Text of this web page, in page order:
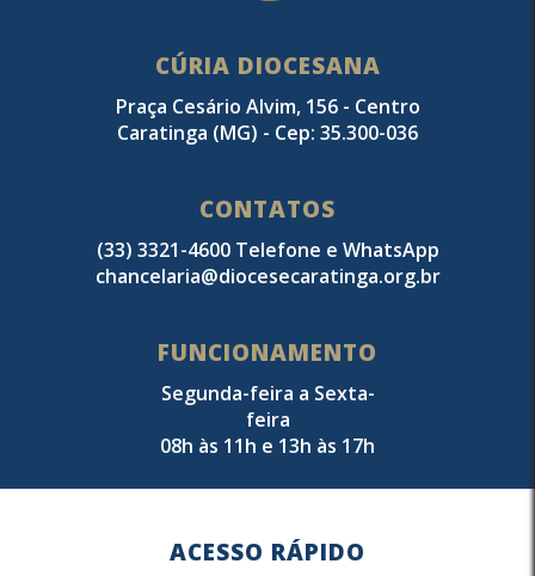
CÚRIA DIOCESANA
Praça Cesário Alvim, 156 - Centro
Caratinga (MG) - Cep: 35.300-036
CONTATOS
(33) 3321-4600 Telefone e WhatsApp
chancelaria@diocesecaratinga.org.br
FUNCIONAMENTO
Segunda-feira a Sexta-
feira
08h às 11h e 13h às 17h
ACESSO RÁPIDO